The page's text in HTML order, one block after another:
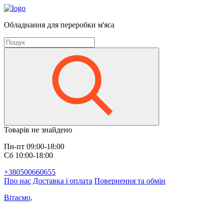
Обладнання для переробки м'яса
Товарів не знайдено
Пн-пт 09:00-18:00
Сб 10:00-18:00
+380500660655
Про нас Доставка і оплата Повернення та обмін
Вітаємо,